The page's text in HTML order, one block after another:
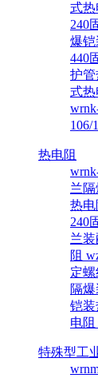
式热
240
爆铠
440
护管
式热
106/
热电阻
兰
热电
240
兰
阻
定
隔
铠装
电阻
特殊型工